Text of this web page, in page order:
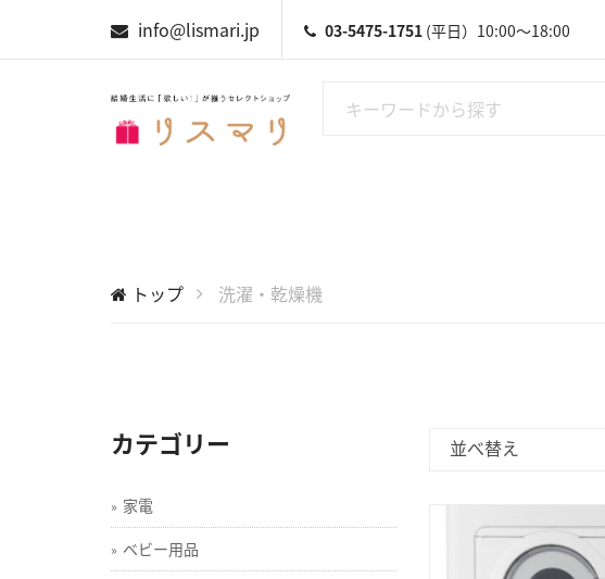
info@lismari.jp 03-5475-1751 (平日）10:00～18:00
トップ 洗濯・乾燥機
カテゴリー
家電
ベビー用品
並べ替え